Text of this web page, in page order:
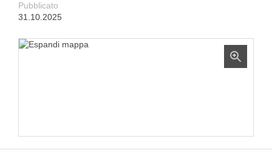
Pubblicato
31.10.2025